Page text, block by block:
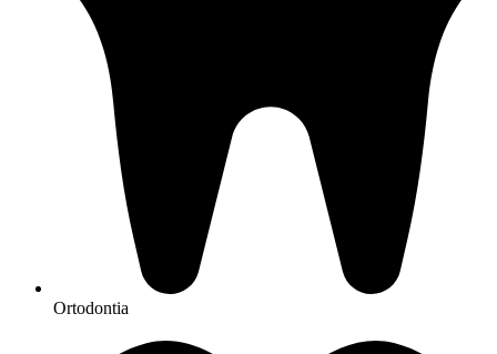
Ortodontia